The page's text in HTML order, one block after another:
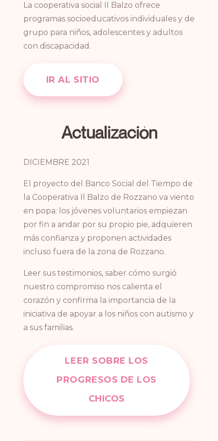
La cooperativa social Il Balzo ofrece
programas socioeducativos individuales y de
grupo para niños, adolescentes y adultos
con discapacidad.
IR AL SITIO
Actualización
DICIEMBRE 2021
El proyecto del Banco Social del Tiempo de
la Cooperativa Il Balzo de Rozzano va viento
en popa: los jóvenes voluntarios empiezan
por fin a andar por su propio pie, adquieren
más confianza y proponen actividades
incluso fuera de la zona de Rozzano.
Leer sus testimonios, saber cómo surgió
nuestro compromiso nos calienta el
corazón y confirma la importancia de la
iniciativa de apoyar a los niños con autismo y
a sus familias.
LEER SOBRE LOS
PROGRESOS DE LOS
CHICOS